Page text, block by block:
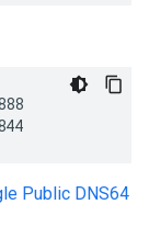
Public DNS64